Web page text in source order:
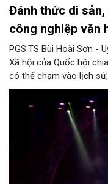
Đánh thức di
công nghiệp văn
PGS.TS Bùi Hoài Sơn -
Xã hội của Quốc hội
có thể chạm vào lịch
hồ, nếp nhà, câu hát,
thể kể một câu chuyện
Nhưng trong kỷ nguyên
bao nhiêu di sản, bao
ức, mà là làm thế nào
phát triển, thành sức
thành năng lực cạnh